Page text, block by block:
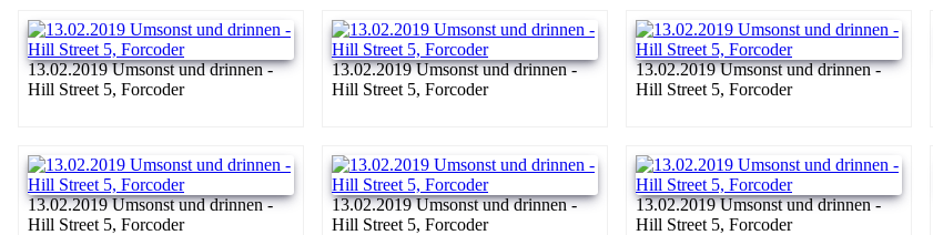
13.02.2019 Umsonst und drinnen -
Hill Street 5, Forcoder
13.02.2019 Umsonst und drinnen -
Hill Street 5, Forcoder
13.02.2019 Umsonst und drinnen -
Hill Street 5, Forcoder
13.02.2019 Umsonst und drinnen -
Hill Street 5, Forcoder
13.02.2019 Umsonst und drinnen -
Hill Street 5, Forcoder
13.02.2019 Umsonst und drinnen -
Hill Street 5, Forcoder